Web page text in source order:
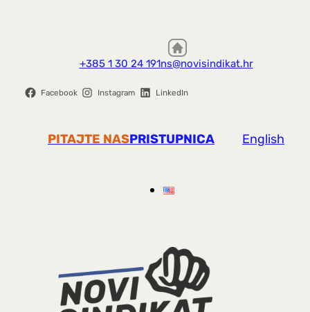
+385 1 30 24 191ns@novisindikat.hr
Facebook Instagram LinkedIn
PITAJTE NASPRISTUPNICA English